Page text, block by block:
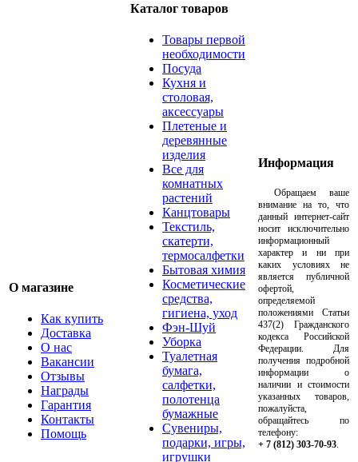
О магазине
Как купить
Доставка
О нас
Вакансии
Отзывы
Награды
Гарантия
Контакты
Помощь
Каталог товаров
Товары первой
необходимости
Посуда
Кухня и
столовая,
аксессуары
Плетеные и
деревянные
изделия
Все для
комнатных
растений
Канцтовары
Текстиль,
скатерти,
термосалфетки
Бытовая химия
Косметические
средства,
гигиена, уход
Фэн-Шуй
Уборка
Туалетная
бумага,
салфетки,
полотенца
бумажные
Сувениры,
подарки, игры,
игрушки
Информация
Обращаем ваше
внимание на то, что
данный интернет-сайт
носит исключительно
информационный
характер и ни при
каких условиях не
является публичной
офертой,
определяемой
положениями Статьи
437(2) Гражданского
кодекса Российской
Федерации. Для
получения подробной
информации о
наличии и стоимости
указанных товаров,
пожалуйста,
обращайтесь по
телефону:
+ 7 (812) 303-70-93